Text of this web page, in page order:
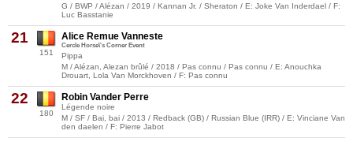
G / BWP / Alézan / 2019 / Kannan Jr. / Sheraton / E: Joke Van Inderdael / F:
Luc Basstanie
21
151
Alice Remue Vanneste
Cercle Horse\'s Corner Event
Pippa
M / Alézan, Alezan brûlé / 2018 / Pas connu / Pas connu / E: Anouchka
Drouart, Lola Van Morckhoven / F: Pas connu
22
180
Robin Vander Perre
Légende noire
M / SF / Bai, bai / 2013 / Redback (GB) / Russian Blue (IRR) / E: Vinciane Van
den daelen / F: Pierre Jabot